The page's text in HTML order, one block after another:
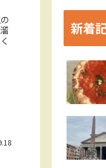
新着